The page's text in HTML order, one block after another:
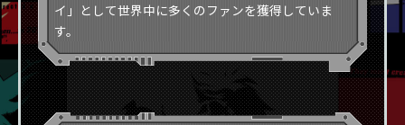
イ」として世界中に多くのファンを獲得していま
す。